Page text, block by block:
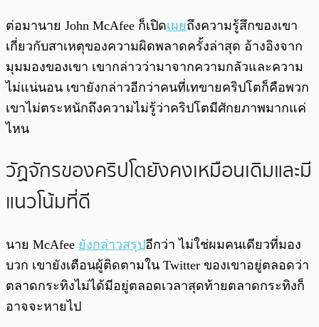
ต่อมานาย John McAfee ก็เปิดเผยถึงความรู้สึกของเขา
เกี่ยวกับสาเหตุของความผิดพลาดครั้งล่าสุด อ้างอิงจาก
มุมมองของเขา เขากล่าวว่ามาจากความกลัวและความ
ไม่แน่นอน เขายังกล่าวอีกว่าคนที่เทขายคริปโตก็คือพวก
เขาไม่ตระหนักถึงความไม่รู้ว่าคริปโตมีศักยภาพมากแค่
ไหน
วัฏจักรของคริปโตยังคงเหมือนเดิมและมี
แนวโน้มที่ดี
นาย McAfee ยังกล่าวสรุปอีกว่า ไม่ใช่ผมคนเดียวที่มอง
บวก เขายังเตือนผู้ติดตามใน Twitter ของเขาอยู่ตลอดว่า
ตลาดกระทิงไม่ได้มีอยู่ตลอดเวลาสุดท้ายตลาดกระทิงก็
อาจจะหายไป